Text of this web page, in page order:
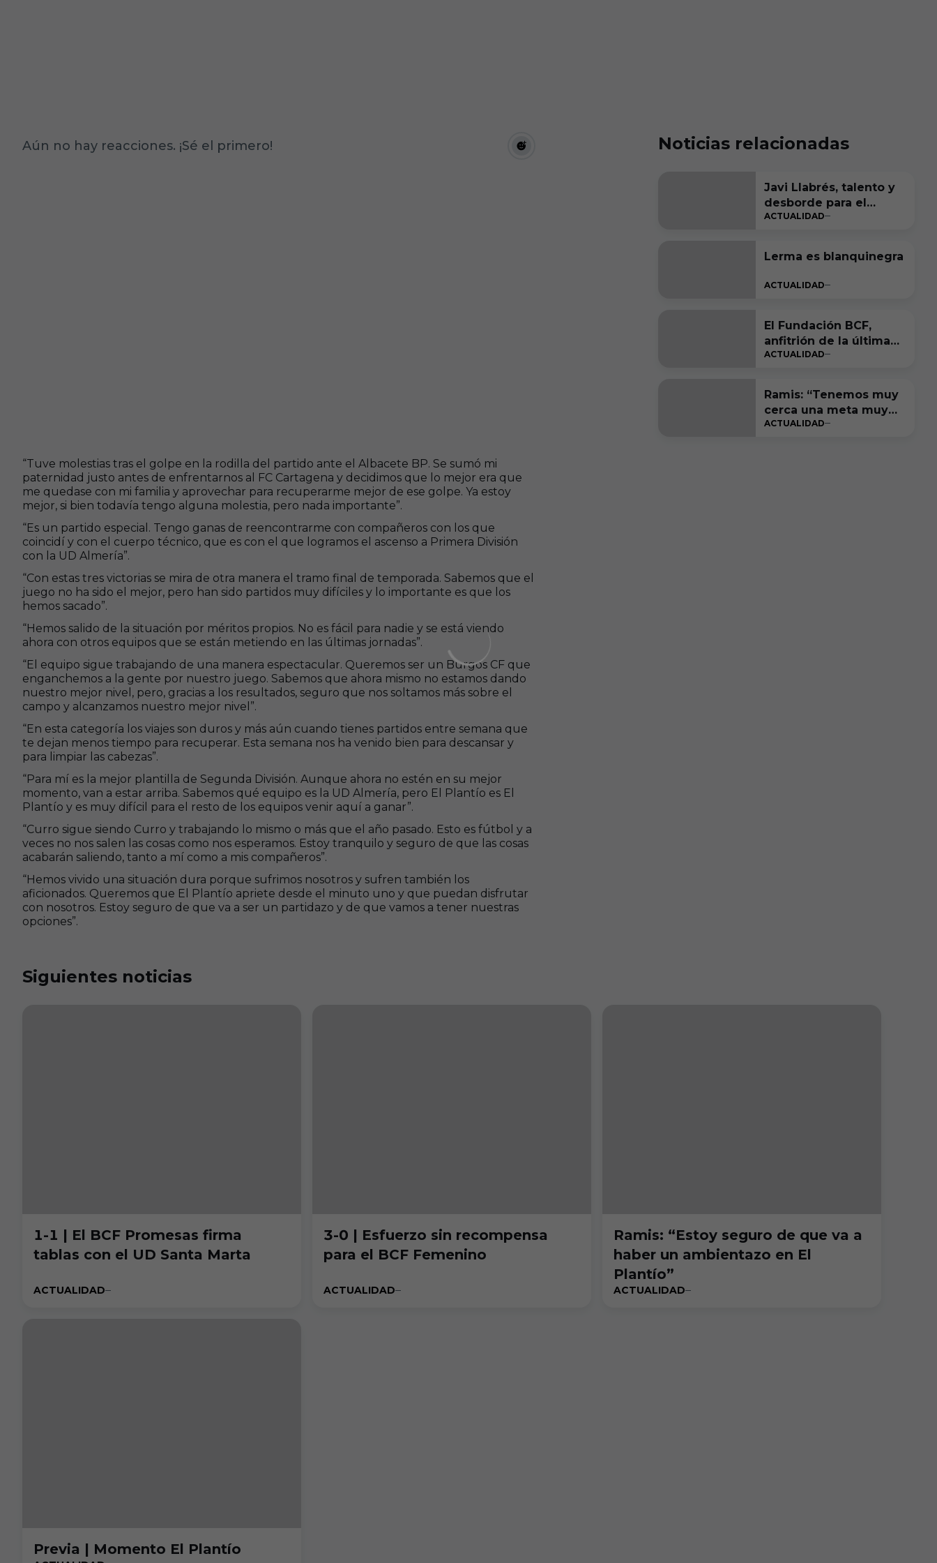
Aún no hay reacciones. ¡Sé el primero!
“Tuve molestias tras el golpe en la rodilla del partido ante el Albacete BP. Se sumó mi
paternidad justo antes de enfrentarnos al FC Cartagena y decidimos que lo mejor era que
me quedase con mi familia y aprovechar para recuperarme mejor de ese golpe. Ya estoy
mejor, si bien todavía tengo alguna molestia, pero nada importante”.
“Es un partido especial. Tengo ganas de reencontrarme con compañeros con los que
coincidí y con el cuerpo técnico, que es con el que logramos el ascenso a Primera División
con la UD Almería”.
“Con estas tres victorias se mira de otra manera el tramo final de temporada. Sabemos que el
juego no ha sido el mejor, pero han sido partidos muy difíciles y lo importante es que los
hemos sacado”.
“Hemos salido de la situación por méritos propios. No es fácil para nadie y se está viendo
ahora con otros equipos que se están metiendo en las últimas jornadas”.
“El equipo sigue trabajando de una manera espectacular. Queremos ser un Burgos CF que
enganchemos a la gente por nuestro juego. Sabemos que ahora mismo no estamos dando
nuestro mejor nivel, pero, gracias a los resultados, seguro que nos soltamos más sobre el
campo y alcanzamos nuestro mejor nivel”.
“En esta categoría los viajes son duros y más aún cuando tienes partidos entre semana que
te dejan menos tiempo para recuperar. Esta semana nos ha venido bien para descansar y
para limpiar las cabezas”.
“Para mí es la mejor plantilla de Segunda División. Aunque ahora no estén en su mejor
momento, van a estar arriba. Sabemos qué equipo es la UD Almería, pero El Plantío es El
Plantío y es muy difícil para el resto de los equipos venir aquí a ganar”.
“Curro sigue siendo Curro y trabajando lo mismo o más que el año pasado. Esto es fútbol y a
veces no nos salen las cosas como nos esperamos. Estoy tranquilo y seguro de que las cosas
acabarán saliendo, tanto a mí como a mis compañeros”.
“Hemos vivido una situación dura porque sufrimos nosotros y sufren también los
aficionados. Queremos que El Plantío apriete desde el minuto uno y que puedan disfrutar
con nosotros. Estoy seguro de que va a ser un partidazo y de que vamos a tener nuestras
opciones”.
Noticias relacionadas
Javi Llabrés, talento y
desborde para el
ataque del Burgos CF
ACTUALIDAD
Lerma es blanquinegra
ACTUALIDAD
El Fundación BCF,
anfitrión de la última
gran fiesta de LALIGA
ACTUALIDAD
Ramis: “Tenemos muy
cerca una meta muy
bonita de cumplir”
ACTUALIDAD
Siguientes noticias
1-1 | El BCF Promesas firma
tablas con el UD Santa Marta
ACTUALIDAD
3-0 | Esfuerzo sin recompensa
para el BCF Femenino
ACTUALIDAD
Ramis: “Estoy seguro de que va a
haber un ambientazo en El
Plantío”
ACTUALIDAD
Previa | Momento El Plantío